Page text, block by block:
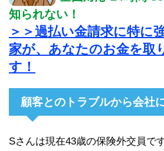
知られない！
＞＞過払い金請求に特に
家が、あなたのお金を取
す！
顧客とのトラブルから会社
Sさんは現在43歳の保険外交員です